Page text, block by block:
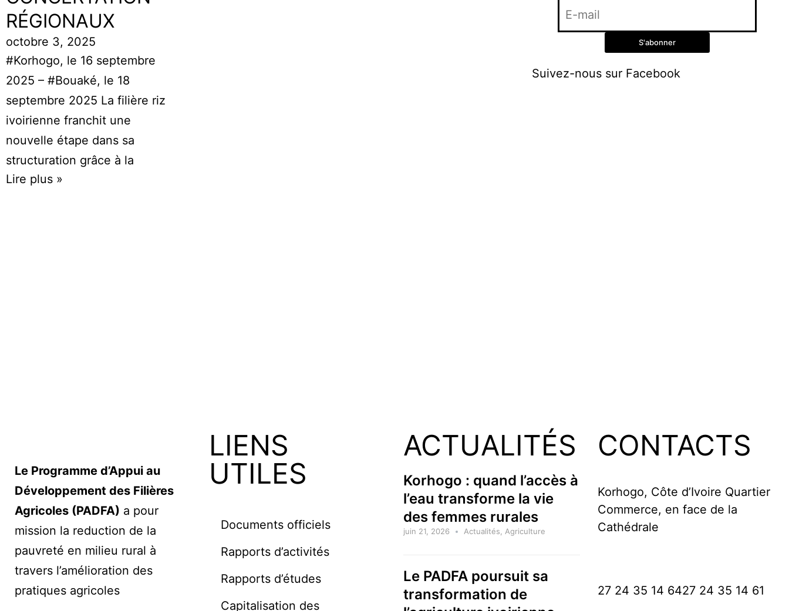
RÉGIONAUX
octobre 3, 2025
#Korhogo, le 16 septembre
2025 – #Bouaké, le 18
septembre 2025 La filière riz
ivoirienne franchit une
nouvelle étape dans sa
structuration grâce à la
Lire plus »
Suivez-nous sur Facebook
Le Programme d’Appui au
Développement des Filières
Agricoles (PADFA) a pour
mission la reduction de la
pauvreté en milieu rural à
travers l’amélioration des
pratiques agricoles
LIENS
UTILES
Documents officiels
Rapports d’activités
Rapports d’études
Capitalisation des
ACTUALITÉS
Korhogo : quand l’accès à
l’eau transforme la vie
des femmes rurales
juin 21, 2026 Actualités Agriculture
Le PADFA poursuit sa
transformation de
CONTACTS
Korhogo, Côte d’Ivoire Quartier
Commerce, en face de la
Cathédrale
27 24 35 14 6427 24 35 14 61